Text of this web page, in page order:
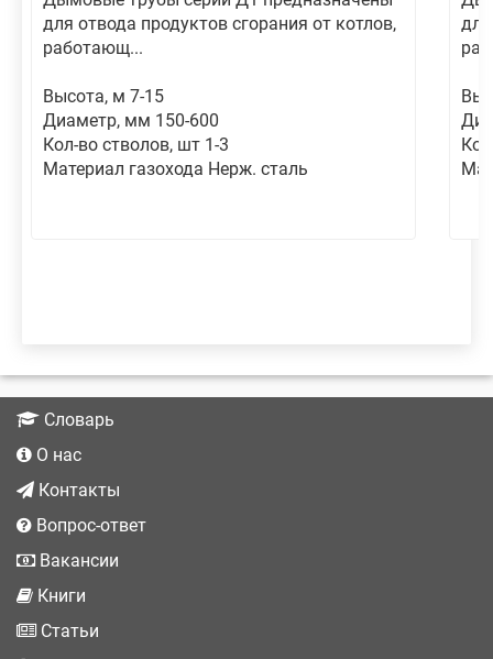
для отвода продуктов сгорания от котлов,
работающ...
Высота, м 7-15
Диаметр, мм 150-600
Кол-во стволов, шт 1-3
Материал газохода Нерж. сталь
Словарь
О нас
Контакты
Вопрос-ответ
Вакансии
Книги
Статьи